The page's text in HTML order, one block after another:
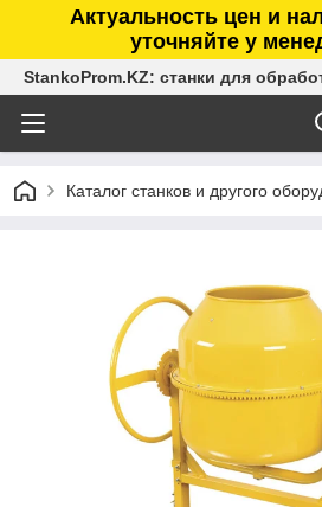
Актуальность цен и
уточняйте у
StankoProm.KZ: станки для
Каталог станков и другого